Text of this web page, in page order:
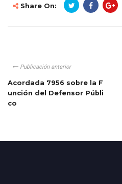
Share On:
Publicación anterior
Acordada 7956 sobre la F
unción del Defensor Públi
co